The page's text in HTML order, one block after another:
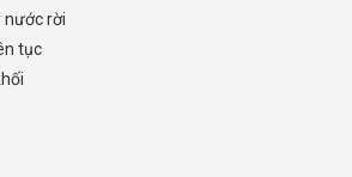
nước rời
tục